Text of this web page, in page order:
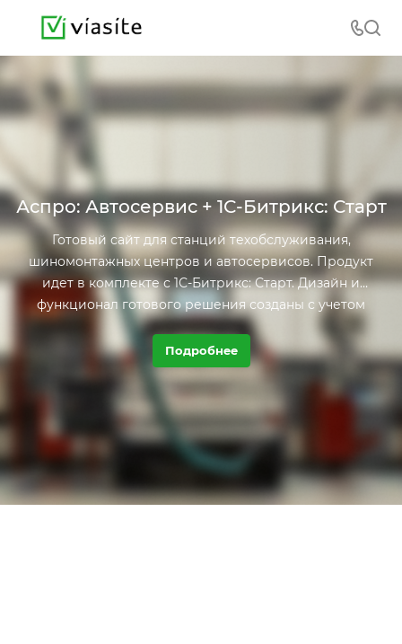
Аспро: Автосервис + 1С-Битрикс: Старт
Готовый сайт для станций техобслуживания,
шиномонтажных центров и автосервисов. Продукт
идет в комплекте с 1С-Битрикс: Старт. Дизайн и
функционал готового решения созданы с учетом
специфики автобизнеса.
Подробнее